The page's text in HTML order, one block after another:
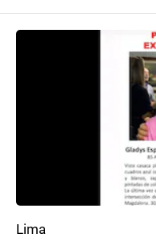
Lima